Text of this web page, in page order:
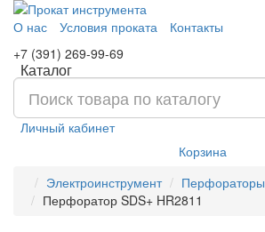
О нас Условия проката
Контакты
+7 (391) 269-99-69
Каталог
Личный кабинет
Корзина
Электроинструмент
Перфораторы
Перфоратор SDS+ HR2811